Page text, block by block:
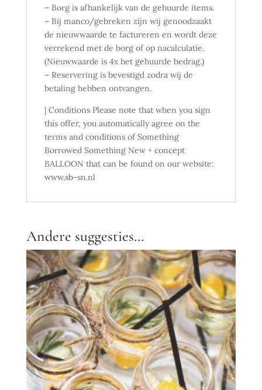
– Borg is afhankelijk van de gehuurde items.
– Bij manco/gebreken zijn wij genoodzaakt
de nieuwwaarde te factureren en wordt deze
verrekend met de borg of op nacalculatie.
(Nieuwwaarde is 4x het gehuurde bedrag.)
– Reservering is bevestigd zodra wij de
betaling hebben ontvangen.
| Conditions Please note that when you sign
this offer, you automatically agree on the
terms and conditions of Something
Borrowed Something New + concept
BALLOON that can be found on our website:
www.sb-sn.nl
Andere suggesties…